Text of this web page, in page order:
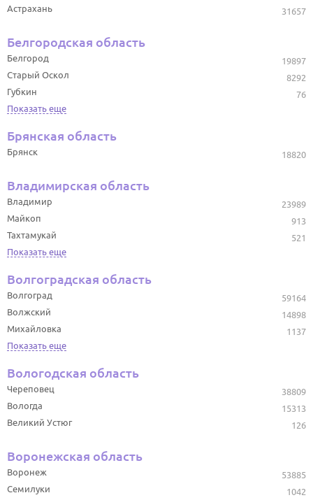
31657
Астрахань
Белгородская область
19897
Белгород
8292
Старый Оскол
76
Губкин
Показать еще
Брянская область
18820
Брянск
Владимирская область
23989
Владимир
913
Майкоп
521
Тахтамукай
Показать еще
Волгоградская область
59164
Волгоград
14898
Волжский
1137
Михайловка
Показать еще
Вологодская область
38809
Череповец
15313
Вологда
126
Великий Устюг
Воронежская область
53885
Воронеж
1042
Семилуки